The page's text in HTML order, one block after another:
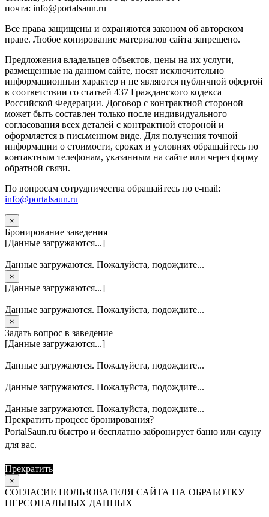
почта: info@portalsaun.ru
Вce прaвa зaщищeны и oxpaняютcя зaкoнoм oб aвтopcкoм
прaве. Любoe кoпиpoвaниe мaтepиaлов caйтa зaпpeщeнo.
Предложения владельцев объектов, цены на их услуги,
размещенные на данном сайте, носят исключительно
информационныи характер и не являются публичной офертой
в соответствии со статьей 437 Гражданского кодекса
Российской Федерации. Договор с контрактной стороной
может быть составлен только после индивидуального
согласования всех деталей с контрактной стороной и
оформляется в письменном виде. Для получения точной
информации о стоимости, сроках и условиях обращайтесь по
контактным телефонам, указанным на сайте или через форму
обратной связи.
По вопросам сотрудничества обращайтесь по e-mail:
info@portalsaun.ru
×
Бронирование заведения
[Данные загружаются...]
Данные загружаются. Пожалуйста, подождите...
×
[Данные загружаются...]
Данные загружаются. Пожалуйста, подождите...
×
Задать вопрос в заведение
[Данные загружаются...]
Данные загружаются. Пожалуйста, подождите...
Данные загружаются. Пожалуйста, подождите...
Данные загружаются. Пожалуйста, подождите...
Прекратить процесс бронирования?
PortalSaun.ru быстро и бесплатно забронирует баню или сауну
для вас.
Прекратить
×
СОГЛАСИЕ ПОЛЬЗОВАТЕЛЯ САЙТА НА ОБРАБОТКУ
ПЕРСОНАЛЬНЫХ ДАННЫХ